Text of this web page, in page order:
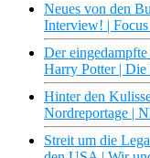
Neues von den
Interview! |
Der
Harry Potter |
Hinter den
Nordreportage |
Streit um die